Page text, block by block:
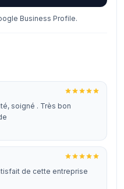
Business Profile.
soigné . Très bon
de cette entreprise